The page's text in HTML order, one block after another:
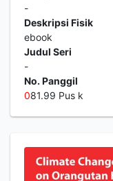
-
Deskripsi Fisik
ebook
Judul Seri
-
No. Panggil
081.99 Pus k